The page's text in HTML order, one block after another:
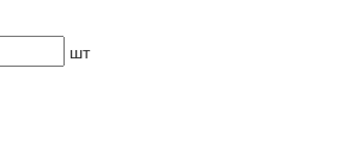
шт